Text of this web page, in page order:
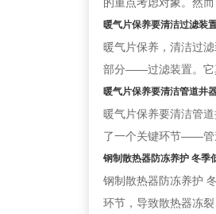
暖气片保养要清洁过滤装
暖气片保养，清洁过
部分——过滤装置。它
暖气片保养要清洁管道井
暖气片保养要清洁管
了一个关键环节——管
钢制散热器防冻养护 冬季
钢制散热器防冻养护
环节，导致散热器冻